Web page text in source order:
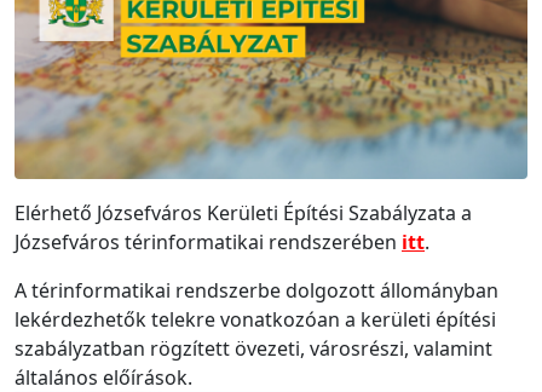
Elérhető Józsefváros Kerületi Építési Szabályzata a
Józsefváros térinformatikai rendszerében itt.
A térinformatikai rendszerbe dolgozott állományban
lekérdezhetők telekre vonatkozóan a kerületi építési
szabályzatban rögzített övezeti, városrészi, valamint
általános előírások.